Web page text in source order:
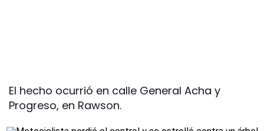
El hecho ocurrió en calle General Acha y
Progreso, en Rawson.